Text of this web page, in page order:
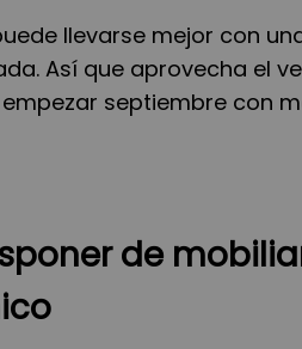
llevarse mejor con
Así que aprovecha el
septiembre con
de